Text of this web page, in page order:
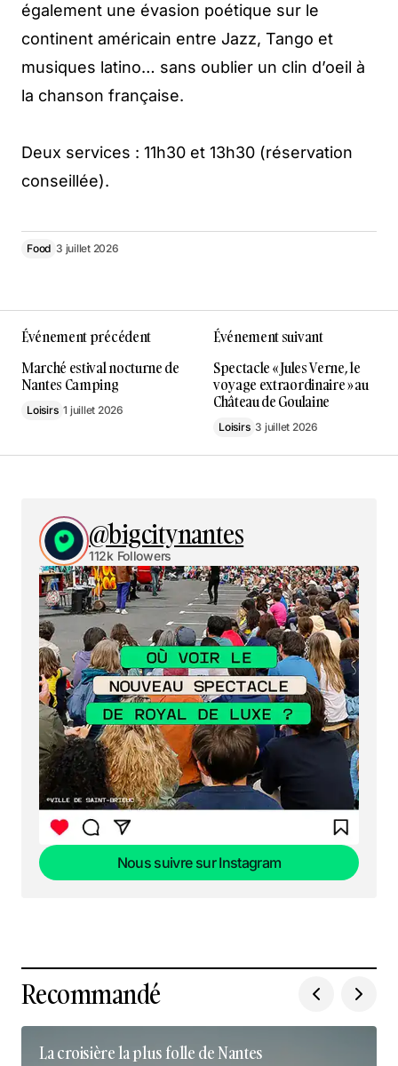
également une évasion poétique sur le
continent américain entre Jazz, Tango et
musiques latino… sans oublier un clin d’oeil à
la chanson française.
Deux services : 11h30 et 13h30 (réservation
conseillée).
Food 3 juillet 2026
Événement précédent
Marché estival nocturne de
Nantes Camping
Loisirs 1 juillet 2026
Événement suivant
Spectacle « Jules Verne, le
voyage extraordinaire » au
Château de Goulaine
Loisirs 3 juillet 2026
@bigcitynantes
112k Followers
Nous suivre sur Instagram
Recommandé
La croisière la plus folle de Nantes